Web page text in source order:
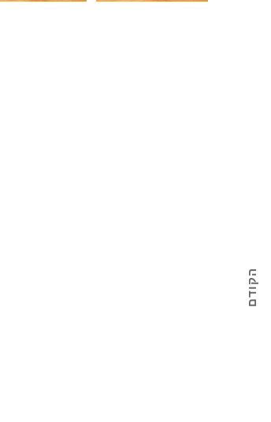
הקודם
מארז לחג / טוליפים עם אגרטל זכוכית